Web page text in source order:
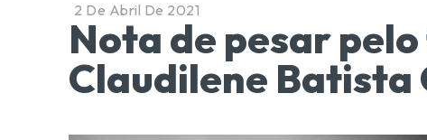
2 De Abril De 2021
Nota de pesar
Claudilene Batista